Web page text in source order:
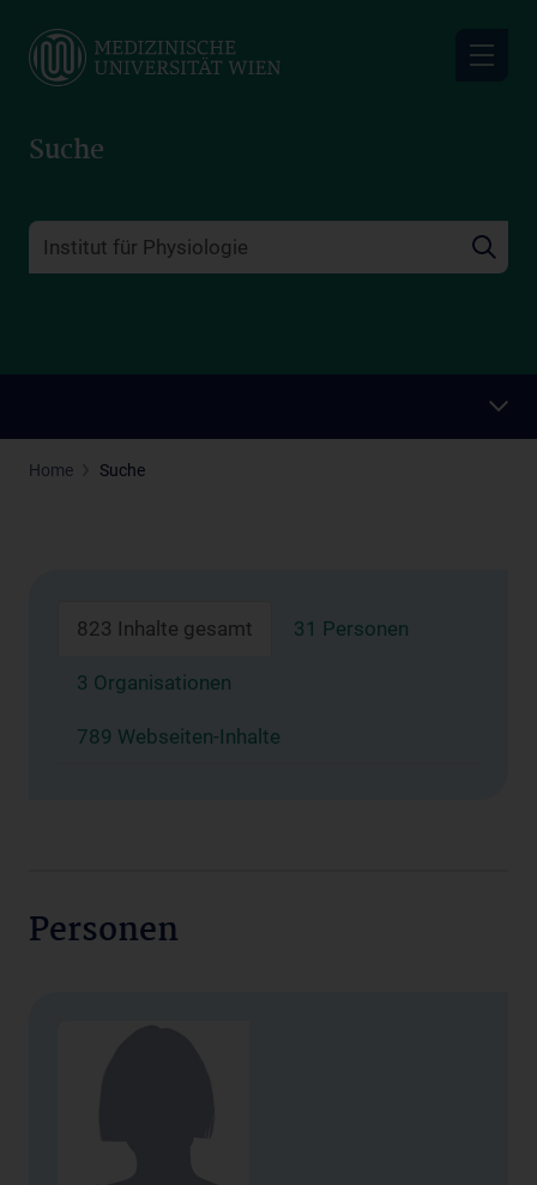
main
Suche
Home Suche
823 Inhalte gesamt 31 Personen
3 Organisationen
789 Webseiten-Inhalte
Personen